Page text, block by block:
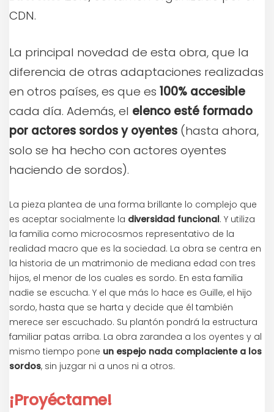
CDN.
La principal novedad de esta obra, que la
diferencia de otras adaptaciones realizadas
en otros países, es que es 100% accesible
cada día. Además, el elenco esté formado
por actores sordos y oyentes (hasta ahora,
solo se ha hecho con actores oyentes
haciendo de sordos).
La pieza plantea de una forma brillante lo complejo que
es aceptar socialmente la diversidad funcional. Y utiliza
la familia como microcosmos representativo de la
realidad macro que es la sociedad. La obra se centra en
la historia de un matrimonio de mediana edad con tres
hijos, el menor de los cuales es sordo. En esta familia
nadie se escucha. Y el que más lo hace es Guille, el hijo
sordo, hasta que se harta y decide que él también
merece ser escuchado. Su plantón pondrá la estructura
familiar patas arriba. La obra zarandea a los oyentes y al
mismo tiempo pone un espejo nada complaciente a los
sordos, sin juzgar ni a unos ni a otros.
¡Proyéctame!